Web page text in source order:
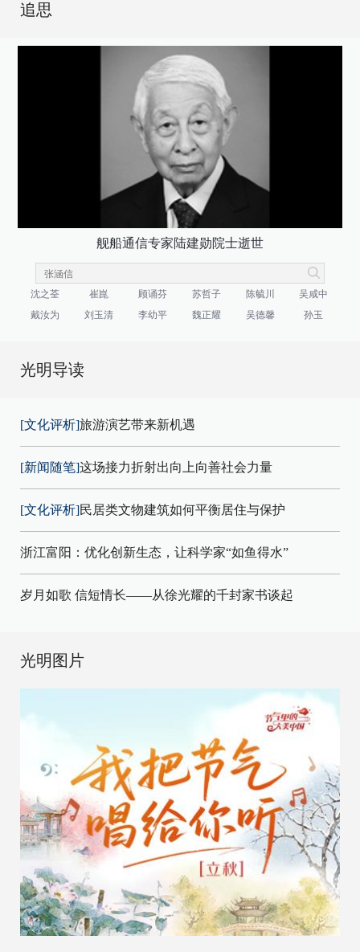
追思
舰船通信专家陆建勋院士逝世
沈之荃 崔崑 顾诵芬 苏哲子 陈毓川
吴咸中
戴汝为
刘玉清 李幼平 魏正耀 吴德馨 孙玉
光明导读
[文化评析]旅游演艺带来新机遇
[新闻随笔]这场接力折射出向上向善社会力量
[文化评析]民居类文物建筑如何平衡居住与保护
浙江富阳：优化创新生态，让科学家“如鱼得水”
岁月如歌 信短情长——从徐光耀的千封家书谈起
光明图片